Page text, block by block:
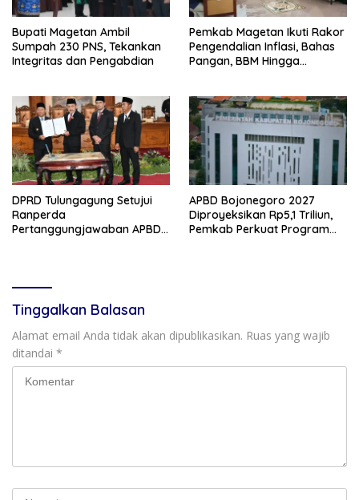
Bupati Magetan Ambil
Sumpah 230 PNS, Tekankan
Integritas dan Pengabdian
Pemkab Magetan Ikuti Rakor
Pengendalian Inflasi, Bahas
Pangan, BBM Hingga
DPRD Tulungagung Setujui
Ranperda
Pertanggungjawaban APBD
APBD Bojonegoro 2027
Diproyeksikan Rp5,1 Triliun,
Pemkab Perkuat Program
Tinggalkan Balasan
Alamat email Anda tidak akan dipublikasikan. Ruas yang wajib
ditandai *